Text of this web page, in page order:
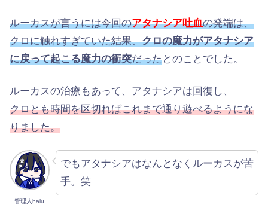
ルーカスが言うには今回のアタナシア吐血の発端は、
クロに触れすぎていた結果、クロの魔力がアタナシア
に戻って起こる魔力の衝突だったとのことでした。
ルーカスの治療もあって、アタナシアは回復し、
クロとも時間を区切ればこれまで通り遊べるようにな
りました。
管理人halu
でもアタナシアはなんとなくルーカスが苦
手。笑